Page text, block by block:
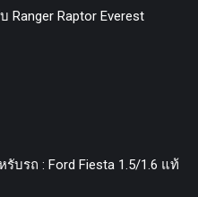
Ranger Raptor Everest
บรถ : Ford Fiesta 1.5/1.6 แท้